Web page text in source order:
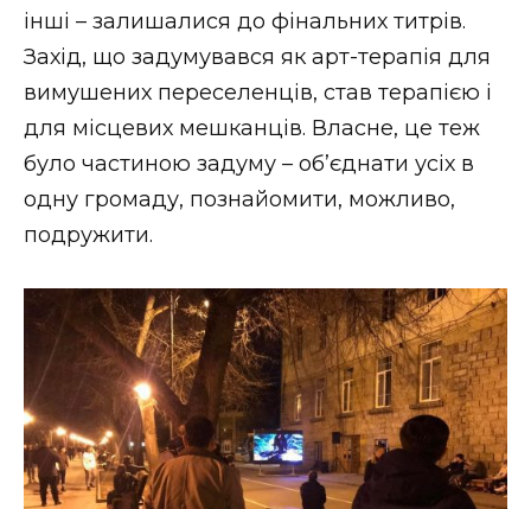
інші – залишалися до фінальних титрів.
Захід, що задумувався як арт-терапія для
вимушених переселенців, став терапією і
для місцевих мешканців. Власне, це теж
було частиною задуму – об’єднати усіх в
одну громаду, познайомити, можливо,
подружити.